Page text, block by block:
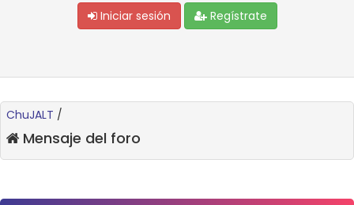
Iniciar sesión Regístrate
ChuJALT /
Mensaje del foro